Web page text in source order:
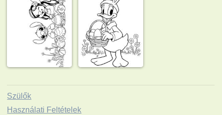
Szülők
Használati Feltételek